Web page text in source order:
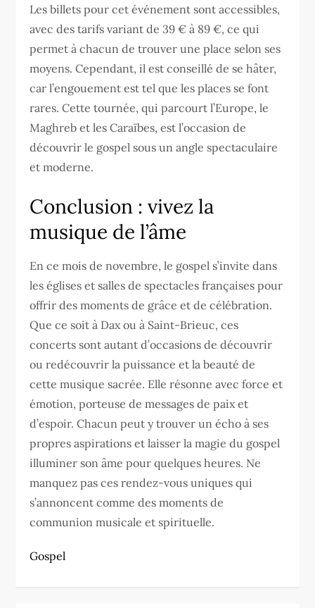
Les billets pour cet événement sont accessibles,
avec des tarifs variant de 39 € à 89 €, ce qui
permet à chacun de trouver une place selon ses
moyens. Cependant, il est conseillé de se hâter,
car l’engouement est tel que les places se font
rares. Cette tournée, qui parcourt l’Europe, le
Maghreb et les Caraïbes, est l’occasion de
découvrir le gospel sous un angle spectaculaire
et moderne.
Conclusion : vivez la
musique de l’âme
En ce mois de novembre, le gospel s’invite dans
les églises et salles de spectacles françaises pour
offrir des moments de grâce et de célébration.
Que ce soit à Dax ou à Saint-Brieuc, ces
concerts sont autant d’occasions de découvrir
ou redécouvrir la puissance et la beauté de
cette musique sacrée. Elle résonne avec force et
émotion, porteuse de messages de paix et
d’espoir. Chacun peut y trouver un écho à ses
propres aspirations et laisser la magie du gospel
illuminer son âme pour quelques heures. Ne
manquez pas ces rendez-vous uniques qui
s’annoncent comme des moments de
communion musicale et spirituelle.
Gospel